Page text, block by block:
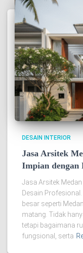
DESAIN INTERIOR
Jasa Arsitek
Impian dengan
Jasa Arsitek
Desain
besar seperti
matang. Tidak
tetapi bagaimana
fungsional, serta